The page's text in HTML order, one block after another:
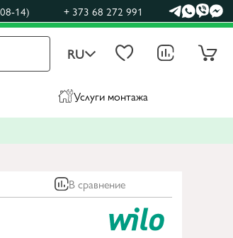
14) + 373 68 272 991
RU
Услуги монтажа
В сравнение